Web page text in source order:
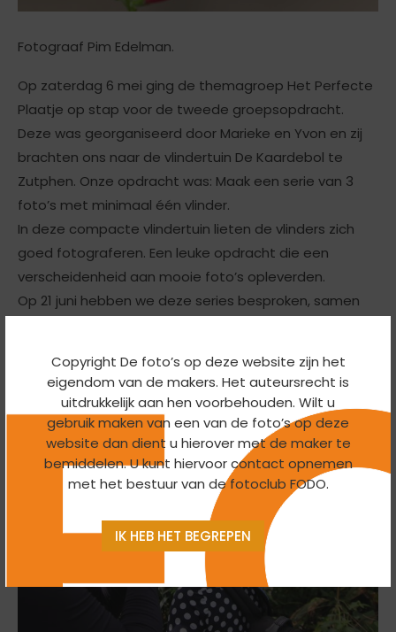
Copyright De foto’s op deze website zijn het
eigendom van de makers. Het auteursrecht is
uitdrukkelijk aan hen voorbehouden. Wilt u
gebruik maken van een van de foto’s op deze
website dan dient u hierover met de maker te
bemiddelen. U kunt hiervoor contact opnemen
met het bestuur van de fotoclub FODO.
IK HEB HET BEGREPEN
Fotograaf Pim Edelman.
Op zaterdag 6 mei ging de themagroep Het Perfecte
Plaatje op stap voor de tweede groepsopdracht.
Deze was georganiseerd door Marieke en Yvon en zij
brachten ons naar de vlindertuin De Kaardebol te
Zutphen. Onze opdracht was: Maak een serie van 3
foto’s met minimaal één vlinder.
In deze compacte vlindertuin lieten de vlinders zich
goed fotograferen. Een leuke opdracht die een
verscheidenheid aan mooie foto’s opleverden.
Op 21 juni hebben we deze series besproken, samen
resultaten. Het volgende uitje staat alweer gepland.